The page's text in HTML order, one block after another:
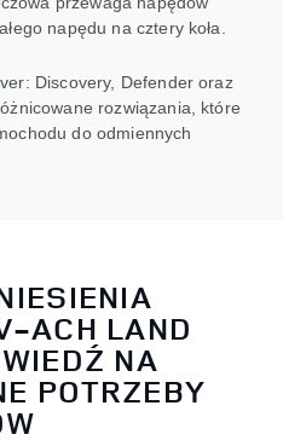
napędu na cztery koła.
Discovery, Defender oraz
rozwiązania, które
do odmiennych
ACH LAND
NA
POTRZEBY